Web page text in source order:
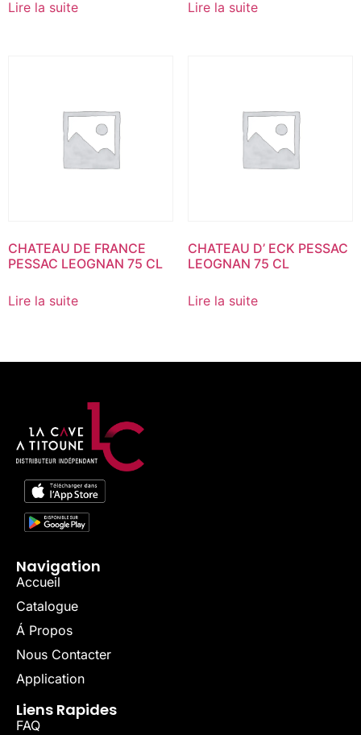
Lire la suite Lire la suite
CHATEAU DE FRANCE
PESSAC LEOGNAN 75 CL
Lire la suite
CHATEAU D’ ECK PESSAC
LEOGNAN 75 CL
Lire la suite
Navigation
Accueil
Catalogue
Á Propos
Nous Contacter
Application
Liens Rapides
FAQ